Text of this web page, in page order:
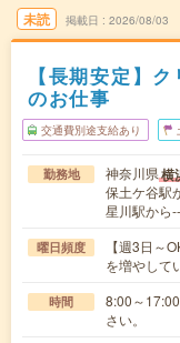
未読 掲載日 2026/08/03
【長期安定】
のお仕事
交通費別途支給あり
勤務地 神奈川県横
保土ケ谷駅
星川駅から
曜日頻度
【週3日～
を増やして
時間
8:00～
さい。